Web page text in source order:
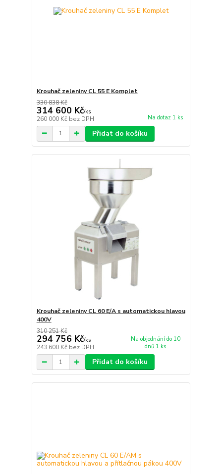
Krouhač zeleniny CL 55 E Komplet
330 838 Kč
314 600 Kč/ks
260 000 Kč bez DPH Na dotaz 1 ks
Přidat do košíku
Krouhač zeleniny CL 60 E/A s automatickou hlavou
400V
310 251 Kč
294 756 Kč/ks
243 600 Kč bez DPH
Na objednání do 10
dnů 1 ks
Přidat do košíku